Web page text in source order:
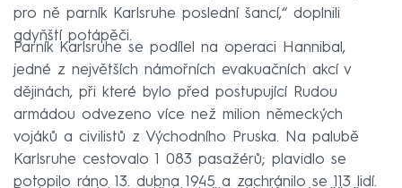
pro ně parník Karlsruhe poslední šancí,“ doplnili
gdyňští potápěči.
Parník Karlsruhe se podílel na operaci Hannibal,
jedné z největších námořních evakuačních akcí v
dějinách, při které bylo před postupující Rudou
armádou odvezeno více než milion německých
vojáků a civilistů z Východního Pruska. Na palubě
Karlsruhe cestovalo 1 083 pasažérů; plavidlo se
potopilo ráno 13. dubna 1945 a zachránilo se 113 lidí.